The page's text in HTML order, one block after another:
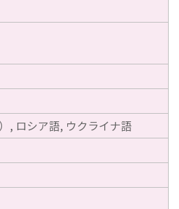
, ロシア語, ウクライナ語